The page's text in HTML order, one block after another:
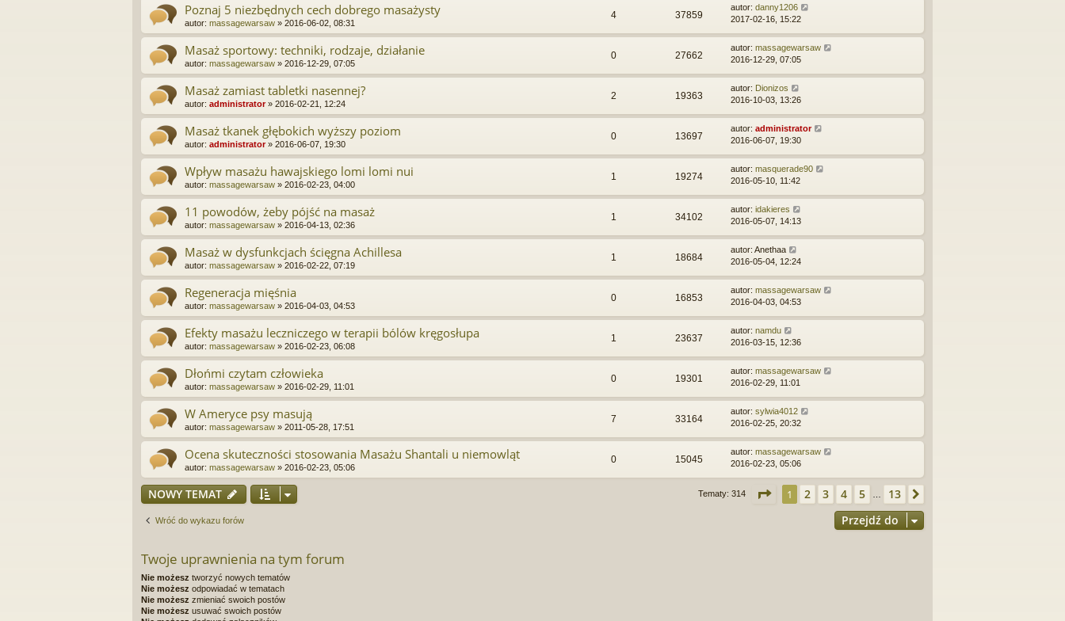
Poznaj 5 niezbędnych cech dobrego masażysty
autor: massagewarsaw » 2016-06-02, 08:31
4 37859
autor: danny1206
2017-02-16, 15:22
Masaż sportowy: techniki, rodzaje, działanie
autor: massagewarsaw » 2016-12-29, 07:05
0 27662
autor: massagewarsaw
2016-12-29, 07:05
Masaż zamiast tabletki nasennej?
autor: administrator» 2016-02-21, 12:24
2 19363
autor: Dionizos
2016-10-03, 13:26
Masaż tkanek głębokich wyższy poziom
autor: administrator» 2016-06-07, 19:30
0 13697
autor: administrator
2016-06-07, 19:30
Wpływ masażu hawajskiego lomi lomi nui
autor: massagewarsaw » 2016-02-23, 04:00
1 19274
autor: masquerade90
2016-05-10, 11:42
11 powodów, żeby pójść na masaż
autor: massagewarsaw » 2016-04-13, 02:36
1 34102
autor: idakieres
2016-05-07, 14:13
Masaż w dysfunkcjach ścięgna Achillesa
autor: massagewarsaw » 2016-02-22, 07:19
1 18684
autor: Anethaa
2016-05-04, 12:24
Regeneracja mięśnia
autor: massagewarsaw » 2016-04-03, 04:53
0 16853
autor: massagewarsaw
2016-04-03, 04:53
Efekty masażu leczniczego w terapii bólów kręgosłupa
autor: massagewarsaw » 2016-02-23, 06:08
1 23637
autor: namdu
2016-03-15, 12:36
Dłońmi czytam człowieka
autor: massagewarsaw » 2016-02-29, 11:01
0 19301
autor: massagewarsaw
2016-02-29, 11:01
W Ameryce psy masują
autor: massagewarsaw » 2011-05-28, 17:51
7 33164
autor: sylwia4012
2016-02-25, 20:32
Ocena skuteczności stosowania Masażu Shantali u niemowląt
autor: massagewarsaw » 2016-02-23, 05:06
0 15045
autor: massagewarsaw
2016-02-23, 05:06
NOWY TEMAT Tematy: 314 Strona z 13
1 2 3 4 5 13
Wróć do wykazu forów Przejdź do
Twoje uprawnienia na tym forum
Nie możesz tworzyć nowych tematów
Nie możesz odpowiadać w tematach
Nie możesz zmieniać swoich postów
Nie możesz usuwać swoich postów